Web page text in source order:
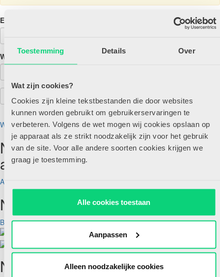
Toestemming Details Over
Wat zijn cookies?
Cookies zijn kleine tekstbestanden die door websites
kunnen worden gebruikt om gebruikerservaringen te
verbeteren. Volgens de wet mogen wij cookies opslaan op
je apparaat als ze strikt noodzakelijk zijn voor het gebruik
van de site. Voor alle andere soorten cookies krijgen we
graag je toestemming.
Alle cookies toestaan
Aanpassen
Alleen noodzakelijke cookies
E-mailadres
Wachtwoord
Wachtwoord vergeten?
Nog geen account maar wel
abonnee?
Account aanmaken
Nog geen abonnee?
Bekijk aanbod
Nieuwsbrief